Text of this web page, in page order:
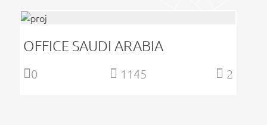
OFFIСE SAUDI ARABIA
0 1145 2